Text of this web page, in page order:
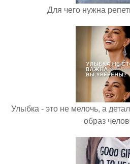
Для чего нужна
Улыбка - это не мелочь, а
образ